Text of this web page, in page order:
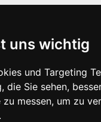
uns wichtig
und Targeting
die Sie sehen,
messen, um zu